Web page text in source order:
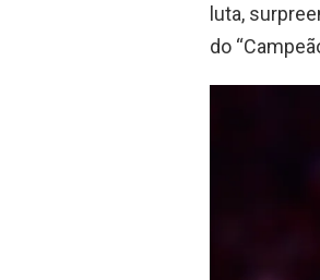
luta,
do